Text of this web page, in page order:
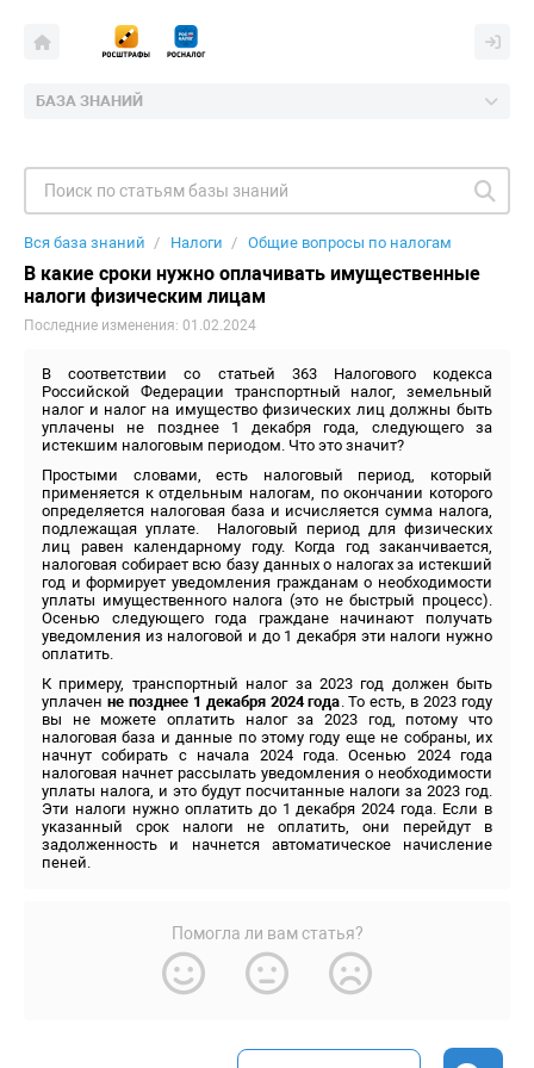
БАЗА ЗНАНИЙ
Вся база знаний Налоги Общие вопросы по налогам
В какие сроки нужно оплачивать имущественные
налоги физическим лицам
Последние изменения: 01.02.2024
В соответствии со статьей 363 Налогового кодекса
Российской Федерации транспортный налог, земельный
налог и налог на имущество физических лиц должны быть
уплачены не позднее 1 декабря года, следующего за
истекшим налоговым периодом. Что это значит?
Простыми словами, есть налоговый период, который
применяется к отдельным налогам, по окончании которого
определяется налоговая база и исчисляется сумма налога,
подлежащая уплате. Налоговый период для физических
лиц равен календарному году. Когда год заканчивается,
налоговая собирает всю базу данных о налогах за истекший
год и формирует уведомления гражданам о необходимости
уплаты имущественного налога (это не быстрый процесс).
Осенью следующего года граждане начинают получать
уведомления из налоговой и до 1 декабря эти налоги нужно
оплатить.
К примеру, транспортный налог за 2023 год должен быть
уплачен не позднее 1 декабря 2024 года. То есть, в 2023 году
вы не можете оплатить налог за 2023 год, потому что
налоговая база и данные по этому году еще не собраны, их
начнут собирать с начала 2024 года. Осенью 2024 года
налоговая начнет рассылать уведомления о необходимости
уплаты налога, и это будут посчитанные налоги за 2023 год.
Эти налоги нужно оплатить до 1 декабря 2024 года. Если в
указанный срок налоги не оплатить, они перейдут в
задолженность и начнется автоматическое начисление
пеней.
Помогла ли вам статья?